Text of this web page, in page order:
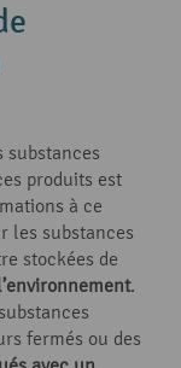
substances
produits est
à ce
les substances
stockées de
.
fermés ou des